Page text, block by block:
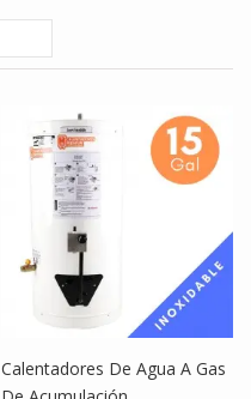
Calentadores De Agua A Gas